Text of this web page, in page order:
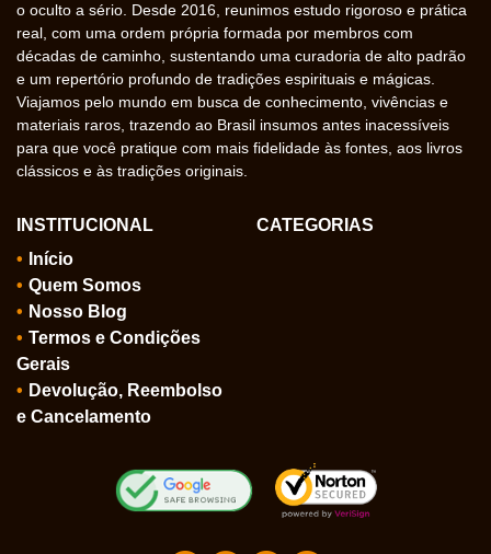
o oculto a sério. Desde 2016, reunimos estudo rigoroso e prática
real, com uma ordem própria formada por membros com
décadas de caminho, sustentando uma curadoria de alto padrão
e um repertório profundo de tradições espirituais e mágicas.
Viajamos pelo mundo em busca de conhecimento, vivências e
materiais raros, trazendo ao Brasil insumos antes inacessíveis
para que você pratique com mais fidelidade às fontes, aos livros
clássicos e às tradições originais.
INSTITUCIONAL
Início
Quem Somos
Nosso Blog
Termos e Condições
Gerais
Devolução, Reembolso
e Cancelamento
CATEGORIAS